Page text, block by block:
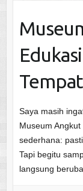
Tempat
Saya masih
Museum
sederhana:
Tapi begitu
langsung